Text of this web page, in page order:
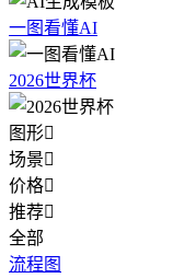
一图看懂AI
2026世界杯
图形
场景
价格
推荐
全部
流程图